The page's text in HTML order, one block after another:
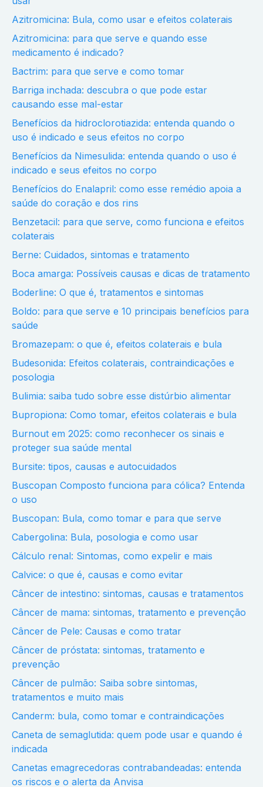
Azitromicina: Bula, como usar e efeitos colaterais
Azitromicina: para que serve e quando esse
medicamento é indicado?
Bactrim: para que serve e como tomar
Barriga inchada: descubra o que pode estar
causando esse mal-estar
Benefícios da hidroclorotiazida: entenda quando o
uso é indicado e seus efeitos no corpo
Benefícios da Nimesulida: entenda quando o uso é
indicado e seus efeitos no corpo
Benefícios do Enalapril: como esse remédio apoia a
saúde do coração e dos rins
Benzetacil: para que serve, como funciona e efeitos
colaterais
Berne: Cuidados, sintomas e tratamento
Boca amarga: Possíveis causas e dicas de tratamento
Boderline: O que é, tratamentos e sintomas
Boldo: para que serve e 10 principais benefícios para
saúde
Bromazepam: o que é, efeitos colaterais e bula
Budesonida: Efeitos colaterais, contraindicações e
posologia
Bulimia: saiba tudo sobre esse distúrbio alimentar
Bupropiona: Como tomar, efeitos colaterais e bula
Burnout em 2025: como reconhecer os sinais e
proteger sua saúde mental
Bursite: tipos, causas e autocuidados
Buscopan Composto funciona para cólica? Entenda
o uso
Buscopan: Bula, como tomar e para que serve
Cabergolina: Bula, posologia e como usar
Cálculo renal: Sintomas, como expelir e mais
Calvice: o que é, causas e como evitar
Câncer de intestino: sintomas, causas e tratamentos
Câncer de mama: sintomas, tratamento e prevenção
Câncer de Pele: Causas e como tratar
Câncer de próstata: sintomas, tratamento e
prevenção
Câncer de pulmão: Saiba sobre sintomas,
tratamentos e muito mais
Canderm: bula, como tomar e contraindicações
Caneta de semaglutida: quem pode usar e quando é
indicada
Canetas emagrecedoras contrabandeadas: entenda
os riscos e o alerta da Anvisa